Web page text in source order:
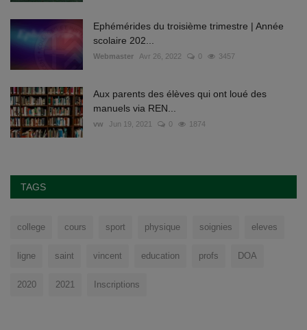
Ephémérides du troisième trimestre | Année
scolaire 202...
Webmaster Avr 26, 2022 0 3457
Aux parents des élèves qui ont loué des
manuels via REN...
vw Jun 19, 2021 0 1874
TAGS
college cours sport physique soignies eleves
ligne saint vincent education profs DOA
2020 2021 Inscriptions